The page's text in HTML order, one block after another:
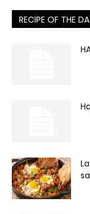
RECIPE OF THE